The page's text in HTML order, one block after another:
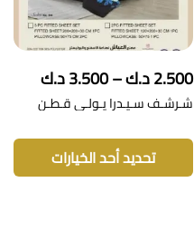
2.500د.ك–
3.500د.كنطاق
من
خلال
شـرشـف سـيـدرا يـولـي قـطـن
تحديد أحد الخيارات